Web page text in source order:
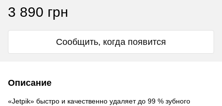
3 890 грн
Сообщить, когда появится
Описание
«Jetpik» быстро и качественно удаляет до 99 % зубного